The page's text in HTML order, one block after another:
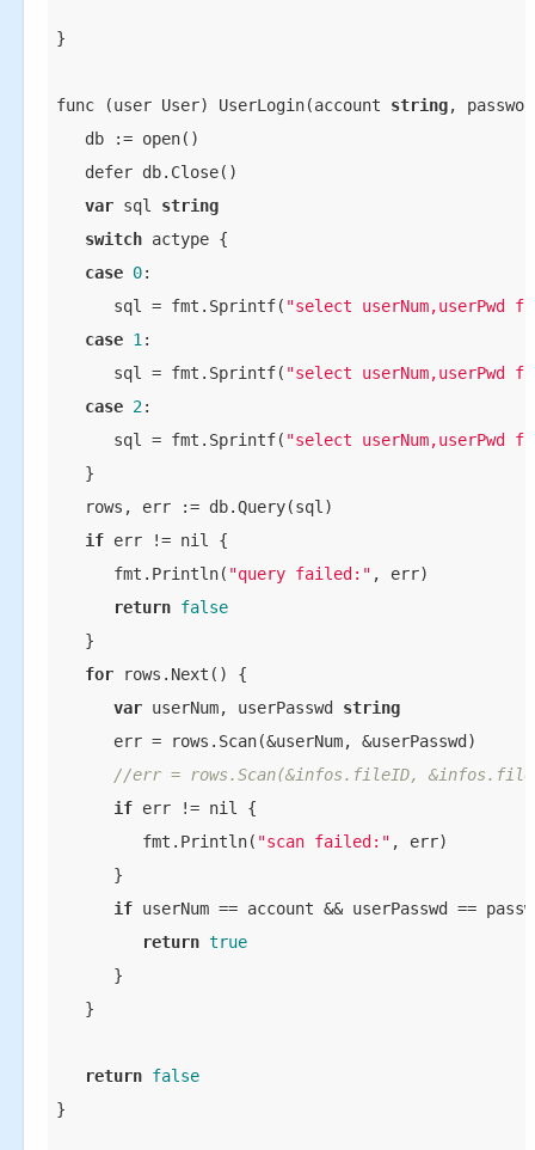
}
func (user User) UserLogin(account string,
db := open()
defer db.Close()
var sql string
switch actype {
case 0:
sql = fmt.Sprintf( "select userNum,userPwd
case 1:
sql = fmt.Sprintf( "select userNum,userPwd
case 2:
sql = fmt.Sprintf( "select userNum,userPwd
}
rows, err := db.Query(sql)
if err != nil {
fmt.Println( "query failed:" , err)
return false
}
for rows.Next() {
var userNum, userPasswd string
err = rows.Scan(&userNum, &userPasswd)
//err = rows.Scan(&infos.fileID,
if err != nil {
fmt.Println( "scan failed:" , err)
}
if userNum == account && userPasswd ==
return true
}
}
return false
}